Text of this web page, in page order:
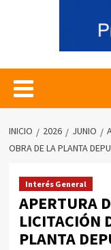
INICIO 2026 JUNIO
OBRA DE LA PLANTA
Interés General
APERTURA
LICITACIÓN
PLANTA